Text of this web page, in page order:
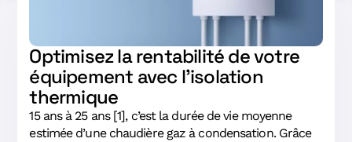
Optimisez la rentabilité de votre
équipement avec l’isolation
thermique
15 ans à 25 ans [1], c’est la durée de vie moyenne
estimée d’une chaudière gaz à condensation. Grâce